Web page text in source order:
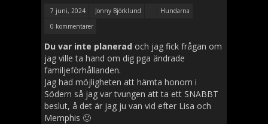
7 juni, 2024 Jonny Björklund
Hundarna
0 kommentarer
Du var inte planerad och jag fick frågan om
jag ville ta hand om dig pga ändrade
familjeförhållanden.
Jag had möjligheten att hämta honom i
Södern så jag var tvungen att ta ett SNABBT
beslut, å det är jag ju van vid efter Lisa och
Memphis 🙂